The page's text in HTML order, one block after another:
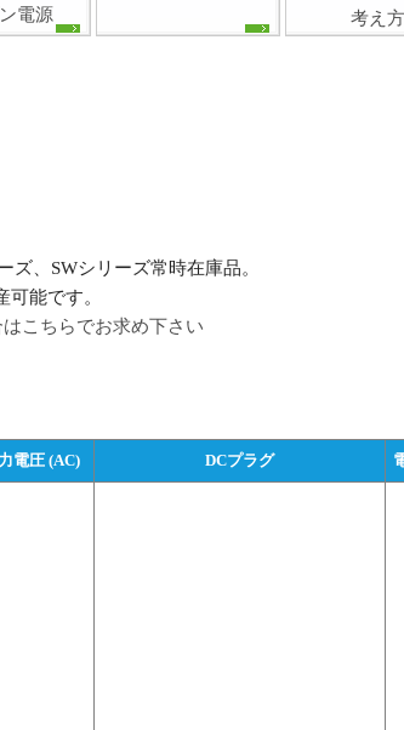
電源
考え方
、SWシリーズ常時在庫品。
可能です。
こちらでお求め下さい
電圧 (AC) DCプラグ